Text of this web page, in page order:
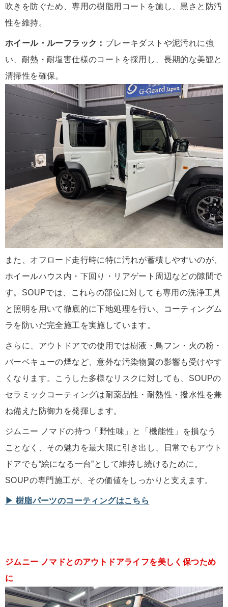
吹きを防ぐため、専用の樹脂用コートを施し、黒さと防汚
性を維持。
ホイール・ルーフラック： ブレーキダストや泥汚れに強
い、耐熱・耐塩害仕様のコートを採用し、長期的な美観と
清掃性を確保。
また、オフロード走行時に特に汚れが蓄積しやすいのが、
ホイールハウス内・下回り・リアゲート周辺などの隙間で
す。SOUPでは、これらの部位に対しても専用の洗浄工具
と照明を用いて徹底的に下地処理を行い、コーティングム
ラを防いだ完全施工を実施しています。
さらに、アウトドアでの使用では樹液・鳥フン・火の粉・
バーベキューの煙など、意外な汚染物質の影響も受けやす
くなります。こうした多様なリスクに対しても、SOUPの
セラミックコーティングは耐薬品性・耐熱性・撥水性を兼
ね備えた防御力を発揮します。
ジムニー ノマドの持つ「野性味」と「機能性」を損なう
ことなく、その魅力を最大限に引き出し、日常でもアウト
ドアでも“絵になる一台”として維持し続けるために。
SOUPの専門施工が、その価値をしっかりと支えます。
▶︎ 樹脂パーツのコーティングはこちら
ジムニー ノマドとのアウトドアライフを美しく保つため
に